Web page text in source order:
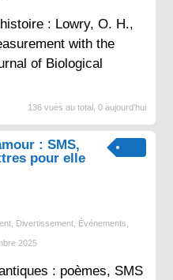
: Lowry, O. H.,
with the
of Biological
136 vues au total, 0 aujourd'hui
: SMS,
pour elle
, Divertissement, Événements,
2025
: poèmes, SMS